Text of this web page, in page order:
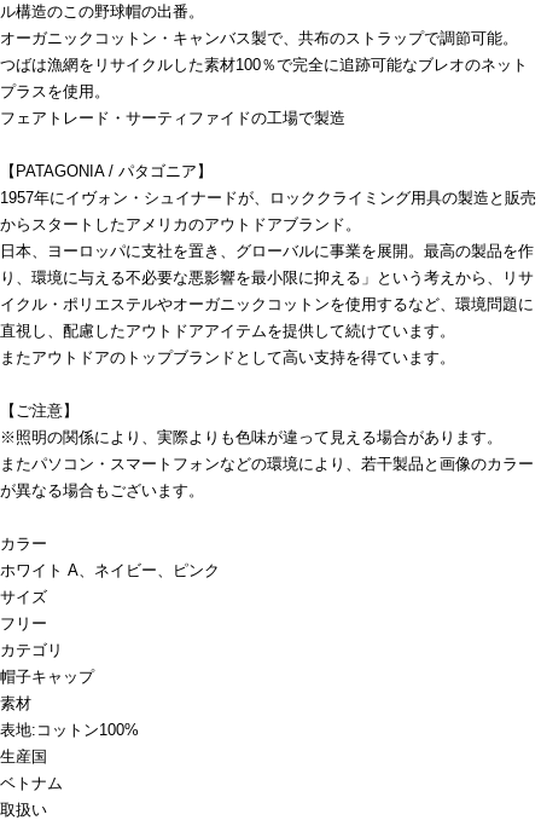
ル構造のこの野球帽の出番。
オーガニックコットン・キャンバス製で、共布のストラップで調節可能。
つばは漁網をリサイクルした素材100％で完全に追跡可能なブレオのネット
プラスを使用。
フェアトレード・サーティファイドの工場で製造
【PATAGONIA / パタゴニア】
1957年にイヴォン・シュイナードが、ロッククライミング用具の製造と販売
からスタートしたアメリカのアウトドアブランド。
日本、ヨーロッパに支社を置き、グローバルに事業を展開。最高の製品を作
り、環境に与える不必要な悪影響を最小限に抑える」という考えから、リサ
イクル・ポリエステルやオーガニックコットンを使用するなど、環境問題に
直視し、配慮したアウトドアアイテムを提供して続けています。
またアウトドアのトップブランドとして高い支持を得ています。
【ご注意】
※照明の関係により、実際よりも色味が違って見える場合があります。
またパソコン・スマートフォンなどの環境により、若干製品と画像のカラー
が異なる場合もございます。
カラー
ホワイト A、ネイビー、ピンク
サイズ
フリー
カテゴリ
帽子キャップ
素材
表地:コットン100%
生産国
ベトナム
取扱い